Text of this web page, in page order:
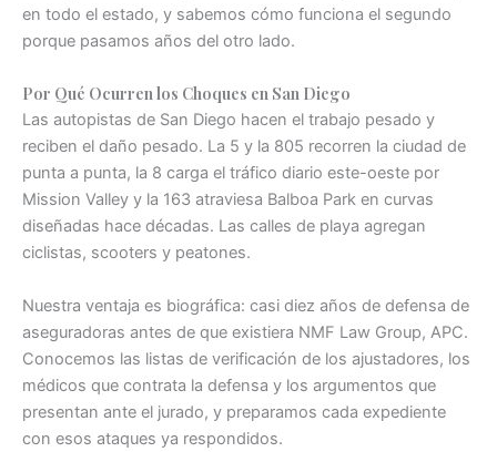
en todo el estado, y sabemos cómo funciona el segundo
porque pasamos años del otro lado.
Por Qué Ocurren los Choques en San Diego
Las autopistas de San Diego hacen el trabajo pesado y
reciben el daño pesado. La 5 y la 805 recorren la ciudad de
punta a punta, la 8 carga el tráfico diario este-oeste por
Mission Valley y la 163 atraviesa Balboa Park en curvas
diseñadas hace décadas. Las calles de playa agregan
ciclistas, scooters y peatones.
Nuestra ventaja es biográfica: casi diez años de defensa de
aseguradoras antes de que existiera NMF Law Group, APC.
Conocemos las listas de verificación de los ajustadores, los
médicos que contrata la defensa y los argumentos que
presentan ante el jurado, y preparamos cada expediente
con esos ataques ya respondidos.